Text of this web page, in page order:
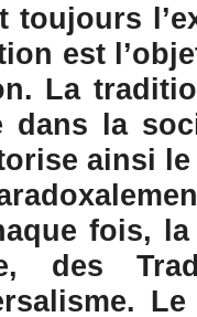
toujours
est
La
dans la
ainsi
fois,
des